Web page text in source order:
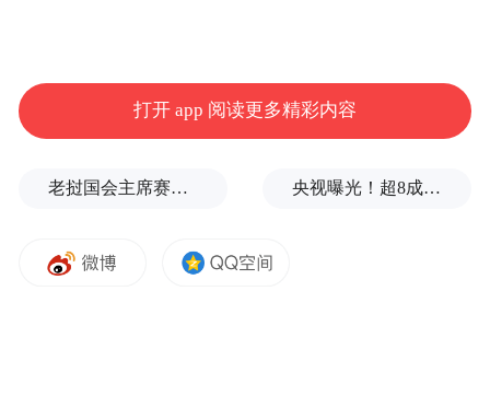
息披露流程。
打开 app 阅读更多精彩内容
老挝国会主席赛宋蓬逝世 央视曝光！超8成睫毛胶样品检出致癌物，部分成分接近502胶！